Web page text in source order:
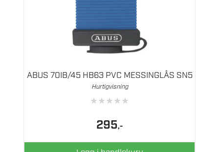
ABUS 70IB/45 HB63 PVC MESSINGLÅS SN5
Hurtigvisning
★★★★★
295,-